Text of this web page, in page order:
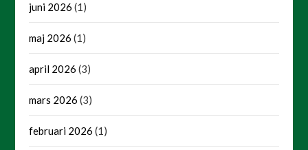
juni 2026 (1)
maj 2026 (1)
april 2026 (3)
mars 2026 (3)
februari 2026 (1)